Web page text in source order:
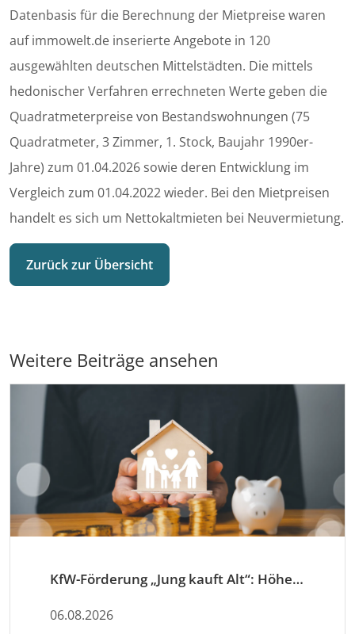
Datenbasis für die Berechnung der Mietpreise waren
auf immowelt.de inserierte Angebote in 120
ausgewählten deutschen Mittelstädten. Die mittels
hedonischer Verfahren errechneten Werte geben die
Quadratmeterpreise von Bestandswohnungen (75
Quadratmeter, 3 Zimmer, 1. Stock, Baujahr 1990er-
Jahre) zum 01.04.2026 sowie deren Entwicklung im
Vergleich zum 01.04.2022 wieder. Bei den Mietpreisen
handelt es sich um Nettokaltmieten bei Neuvermietung.
Zurück zur Übersicht
Weitere Beiträge ansehen
KfW-Förderung „Jung kauft Alt“: Höhere Kredite ab August 2026
06.08.2026